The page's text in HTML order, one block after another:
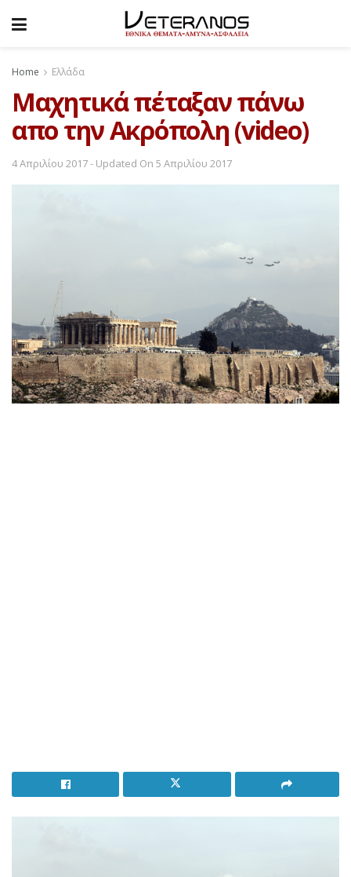
Home Ελλάδα
Μαχητικά πέταξαν πάνω
απο την Ακρόπολη (video)
4 Απριλίου 2017 - Updated On 5 Απριλίου 2017